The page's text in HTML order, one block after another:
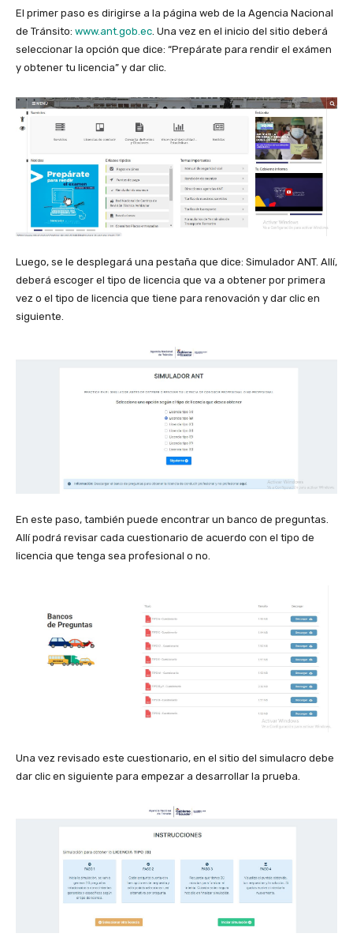
El primer paso es dirigirse a la página web de la Agencia Nacional
de Tránsito: www.ant.gob.ec . Una vez en el inicio del sitio deberá
seleccionar la opción que dice: “Prepárate para rendir el exámen
y obtener tu licencia” y dar clic.
Luego, se le desplegará una pestaña que dice: Simulador ANT. Allí,
deberá escoger el tipo de licencia que va a obtener por primera
vez o el tipo de licencia que tiene para renovación y dar clic en
siguiente.
En este paso, también puede encontrar un banco de preguntas.
Allí podrá revisar cada cuestionario de acuerdo con el tipo de
licencia que tenga sea profesional o no.
Una vez revisado este cuestionario, en el sitio del simulacro debe
dar clic en siguiente para empezar a desarrollar la prueba.